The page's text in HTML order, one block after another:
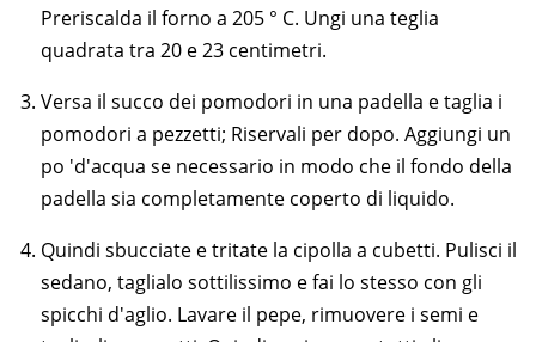
Preriscalda il forno a 205 ° C. Ungi una teglia
quadrata tra 20 e 23 centimetri.
Versa il succo dei pomodori in una padella e taglia i
pomodori a pezzetti; Riservali per dopo. Aggiungi un
po 'd'acqua se necessario in modo che il fondo della
padella sia completamente coperto di liquido.
Quindi sbucciate e tritate la cipolla a cubetti. Pulisci il
sedano, taglialo sottilissimo e fai lo stesso con gli
spicchi d'aglio. Lavare il pepe, rimuovere i semi e